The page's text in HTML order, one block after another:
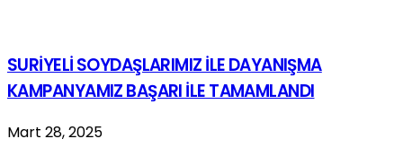
SURİYELİ SOYDAŞLARIMIZ İLE DAYANIŞMA
KAMPANYAMIZ BAŞARI İLE TAMAMLANDI
Mart 28, 2025